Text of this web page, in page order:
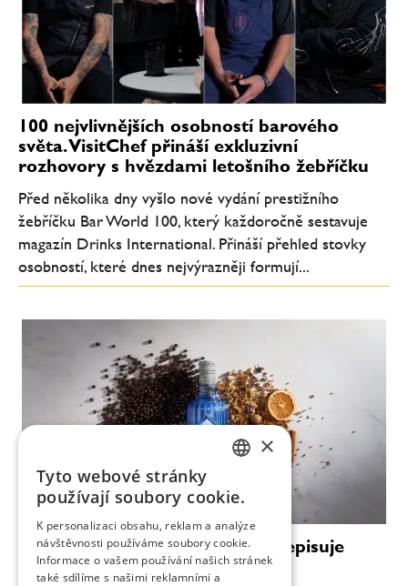
100 nejvlivnějších osobností barového
světa. VisitChef přináší exkluzivní
rozhovory s hvězdami letošního žebříčku
Před několika dny vyšlo nové vydání prestižního
žebříčku Bar World 100, který každoročně sestavuje
magazín Drinks International. Přináší přehled stovky
osobností, které dnes nejvýrazněji formují...
Luxus bez promile: Citadelle přepisuje
pravidla ginu
ENGLISH
×
Tyto webové stránky
používají soubory cookie.
K personalizaci obsahu, reklam a analýze
návštěvnosti používáme soubory cookie.
Informace o vašem používání našich stránek
také sdílíme s našimi reklamními a